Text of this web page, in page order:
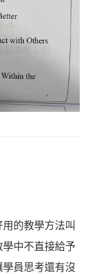
的教學方法叫
中不直接給予
員思考還有沒